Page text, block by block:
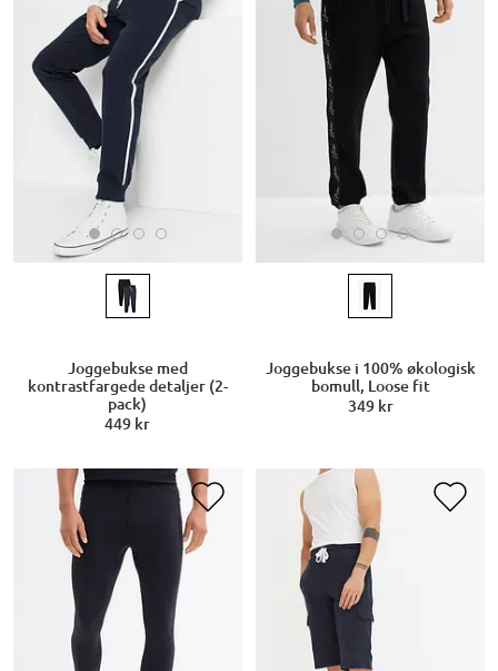
Joggebukse med
kontrastfargede detaljer (2-
pack)
449 kr
Joggebukse i 100% økologisk
bomull, Loose fit
349 kr